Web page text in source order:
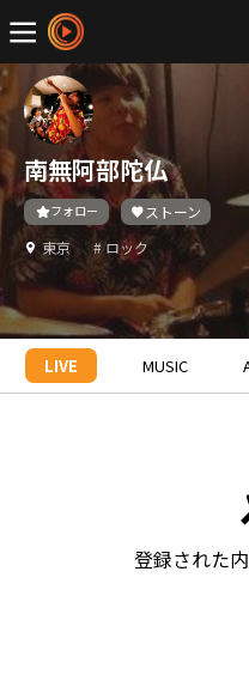
南無阿部陀仏
フォロー
ストーン
東京
# ロック
LIVE MUSIC
登録された